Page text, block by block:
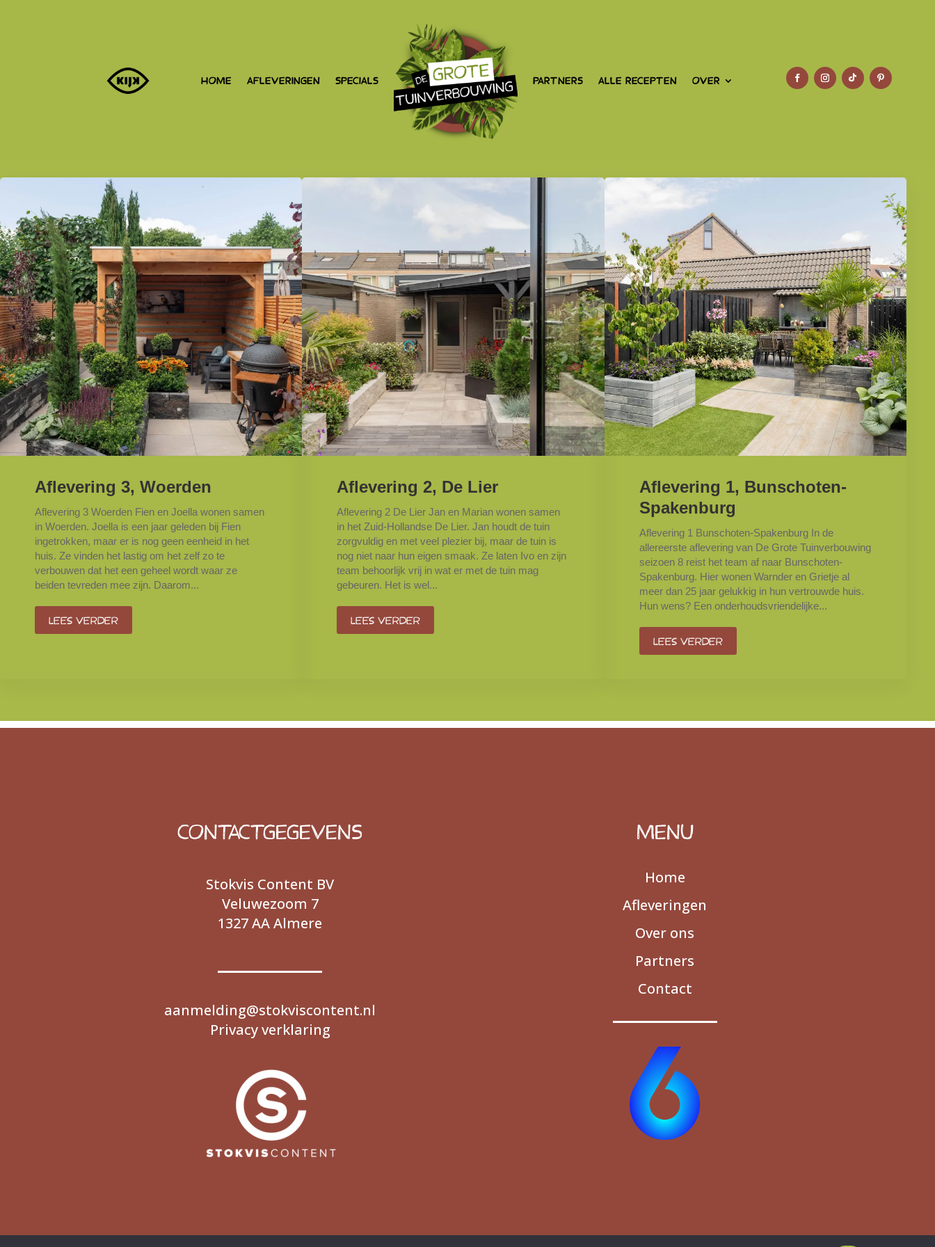
HOME AFLEVERINGEN SPECIALS PARTNERS ALLE RECEPTEN OVER
Aflevering 3, Woerden
Aflevering 3 Woerden Fien en Joella wonen samen
in Woerden. Joella is een jaar geleden bij Fien
ingetrokken, maar er is nog geen eenheid in het
huis. Ze vinden het lastig om het zelf zo te
verbouwen dat het een geheel wordt waar ze
beiden tevreden mee zijn. Daarom...
Lees verder
Aflevering 2, De Lier
Aflevering 2 De Lier Jan en Marian wonen samen
in het Zuid-Hollandse De Lier. Jan houdt de tuin
zorgvuldig en met veel plezier bij, maar de tuin is
nog niet naar hun eigen smaak. Ze laten Ivo en zijn
team behoorlijk vrij in wat er met de tuin mag
gebeuren. Het is wel...
Lees verder
Aflevering 1, Bunschoten-
Spakenburg
Aflevering 1 Bunschoten-Spakenburg In de
allereerste aflevering van De Grote Tuinverbouwing
seizoen 8 reist het team af naar Bunschoten-
Spakenburg. Hier wonen Warnder en Grietje al
meer dan 25 jaar gelukkig in hun vertrouwde huis.
Hun wens? Een onderhoudsvriendelijke...
Lees verder
CONTACTGEGEVENS
Stokvis Content BV
Veluwezoom 7
1327 AA Almere
aanmelding@stokviscontent.nl
Privacy verklaring
MENU
Home
Afleveringen
Over ons
Partners
Contact